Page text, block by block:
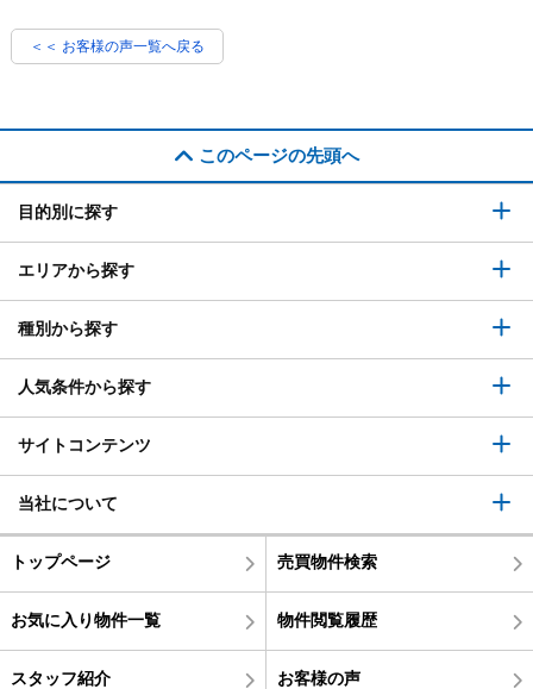
＜＜ お客様の声一覧へ戻る
このページの先頭へ
目的別に探す
エリアから探す
種別から探す
人気条件から探す
サイトコンテンツ
当社について
トップページ 売買物件検索
お気に入り物件一覧 物件閲覧履歴
スタッフ紹介 お客様の声